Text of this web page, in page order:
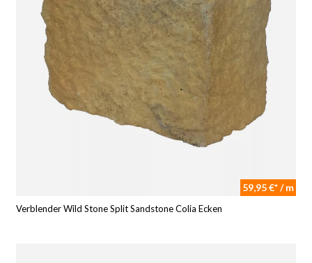
59,95 €* / m
Verblender Wild Stone Split Sandstone Colia Ecken